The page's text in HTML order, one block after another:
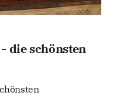
die schönsten